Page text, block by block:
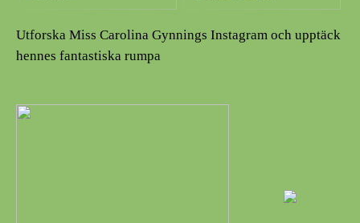
Utforska Miss Carolina Gynnings Instagram och upptäck
hennes fantastiska rumpa